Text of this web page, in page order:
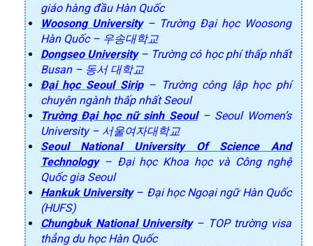
giáo hàng đầu Hàn Quốc
Woosong University– Trường Đại học Woosong
Hàn Quốc – 우송대학교
Dongseo University– Trường có học phí thấp nhất
Busan – 동서 대학교
Đại học Seoul Sirip– Trường công lập học phí
chuyên ngành thấp nhất Seoul
Trường Đại học nữ sinh Seoul– Seoul Women’s
University – 서울여자대학교
Seoul National University Of Science And
Technology– Đại học Khoa học và Công nghệ
Quốc gia Seoul
Hankuk University– Đại học Ngoại ngữ Hàn Quốc
(HUFS)
Chungbuk National University– TOP trường visa
thẳng du học Hàn Quốc